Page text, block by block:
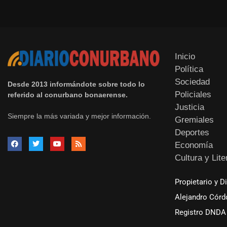
Desde 2013 informándote sobre todo lo
referido al conurbano bonaerense.
Siempre la más variada y mejor información.
Inicio
Política
Sociedad
Policiales
Justicia
Gremiales
Deportes
Economía
Cultura y
Propietario y
Alejandro
Registro